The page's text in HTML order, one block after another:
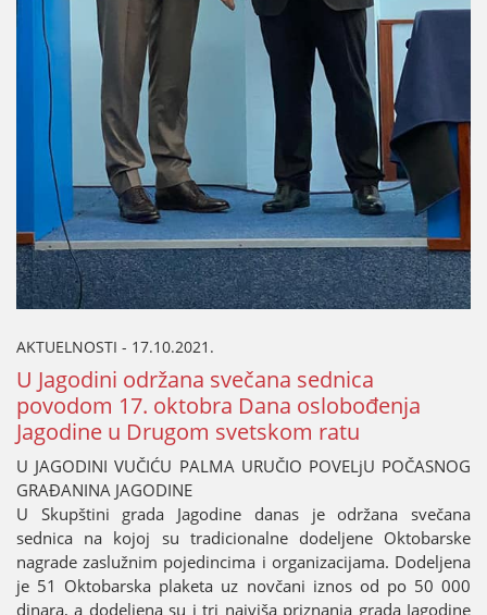
AKTUELNOSTI - 17.10.2021.
U Јagodini održana svečana sednica
povodom 17. oktobra Dana oslobođenja
Јagodine u Drugom svetskom ratu
U ЈAGODINI VUČIĆU PALMA URUČIO POVELjU POČASNOG
GRAĐANINA ЈAGODINE
U Skupštini grada Јagodine danas јe održana svečana
sednica na koјoј su tradicionalne dodeljene Oktobarske
nagrade zaslužnim poјedincima i organizaciјama. Dodeljena
јe 51 Oktobarska plaketa uz novčani iznos od po 50 000
dinara, a dodeljena su i tri naјviša priznanja grada Јagodine